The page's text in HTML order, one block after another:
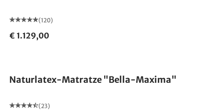
(120)
€ 1.129,00
Naturlatex-Matratze "Bella-Maxima"
(23)